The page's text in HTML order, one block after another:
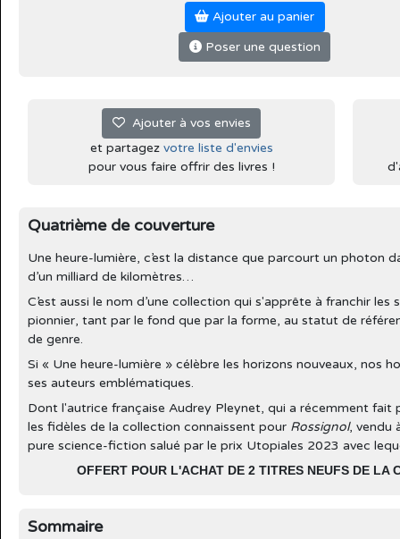
Ajouter au panier
Poser une question
Ajouter à vos envies
et partagez votre liste d'envies
pour vous faire offrir des livres !
Quatrième de couverture
Une heure-lumière, c’est la distance que parcourt un photon
d’un milliard de kilomètres…
C’est aussi le nom d’une collection qui s'apprête à franchir
pionnier, tant par le fond que par la forme, au statut de
de genre.
Si « Une heure-lumière » célèbre les horizons nouveaux, nos
ses auteurs emblématiques.
Dont l'autrice française Audrey Pleynet, qui a récemment fait
les fidèles de la collection connaissent pour Rossignol, vendu
pure science-fiction salué par le prix Utopiales 2023 avec
OFFERT POUR L'ACHAT DE 2 TITRES NEUFS DE LA
Sommaire